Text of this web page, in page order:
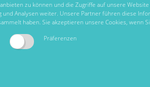
zu können und die Zugriffe auf unsere
Analysen weiter. Unsere Partner führen diese
haben. Sie akzeptieren unsere Cookies, wenn
Präferenzen